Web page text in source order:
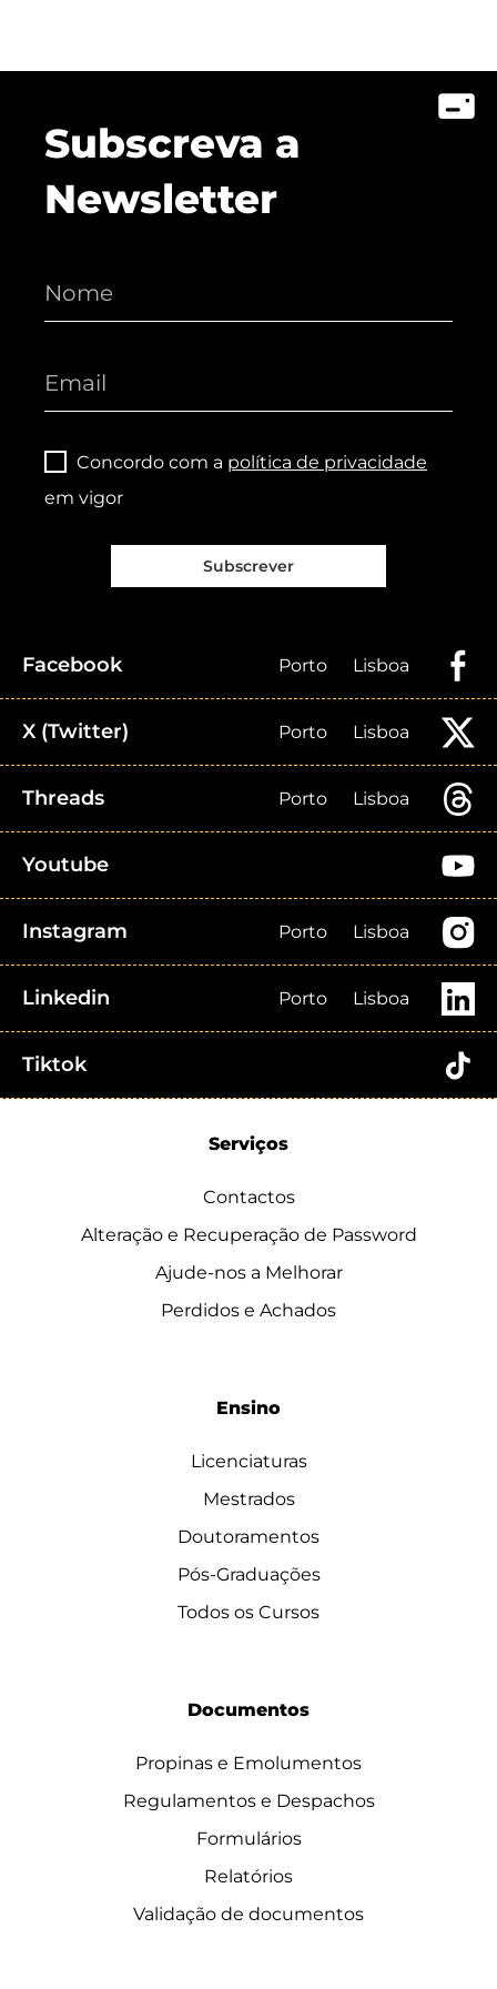
Subscreva a
Newsletter
Concordo com a política de privacidade
em vigor
Subscrever
Facebook Porto Lisboa
X (Twitter) Porto Lisboa
Threads Porto Lisboa
Youtube
Instagram Porto Lisboa
Linkedin Porto Lisboa
Tiktok
Serviços
Contactos
Alteração e Recuperação de Password
Ajude-nos a Melhorar
Perdidos e Achados
Ensino
Licenciaturas
Mestrados
Doutoramentos
Pós-Graduações
Todos os Cursos
Documentos
Propinas e Emolumentos
Regulamentos e Despachos
Formulários
Relatórios
Validação de documentos